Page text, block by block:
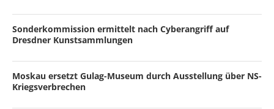
Sonderkommission ermittelt nach Cyberangriff auf
Dresdner Kunstsammlungen
Moskau ersetzt Gulag-Museum durch Ausstellung über NS-
Kriegsverbrechen